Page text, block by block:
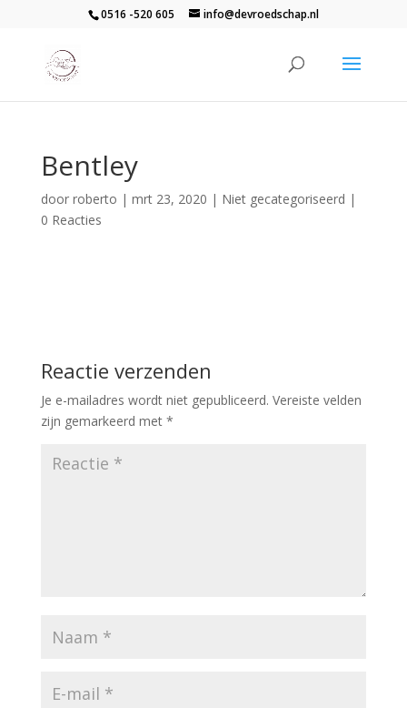
0516 -520 605 info@devroedschap.nl
Bentley
door roberto | mrt 23, 2020 | Niet gecategoriseerd |
0 Reacties
Reactie verzenden
Je e-mailadres wordt niet gepubliceerd. Vereiste velden
zijn gemarkeerd met *